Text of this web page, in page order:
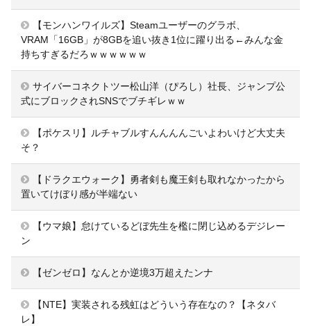
【モンハンワイルズ】Steamユーザーのグラボ、
VRAM「16GB」が8GBを追い抜き1位に躍り出る←みんな金
持ちすぎるだろｗｗｗｗｗｗ
サイバーコネクトツー松山洋（ぴろし）社長、ジャンプ公
式にブロックされSNSでブチギレｗｗ
【ポケスリ】ルチャブルすんんんんごいよわいけど大丈夫
そ？
【ドラクエウォーク】勇者剣も魔王剣も取れなかったから
置いてけぼり感が半端ない
【ウマ娘】怠けているどぼ先生を檻に閉じ込めるデジレー
ン
【ゼンゼロ】なんとか逆境3万超えたンナ
【NTE】実装される残虹はどういう存在なの？【ネタバ
レ】